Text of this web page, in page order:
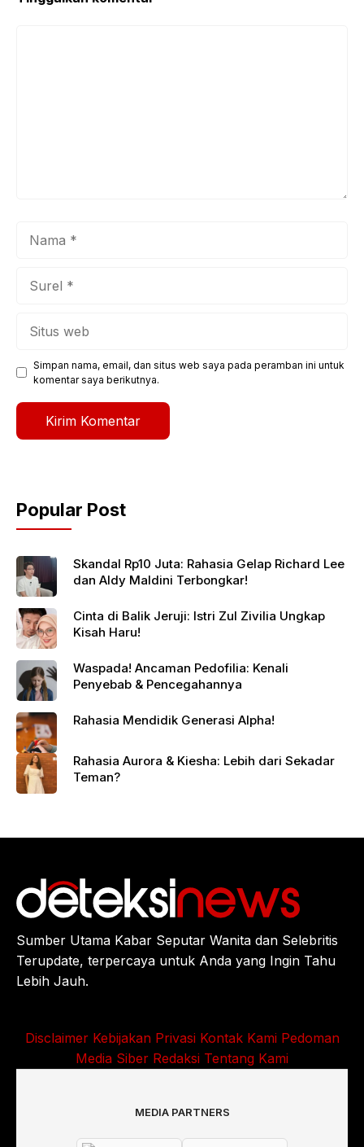
Simpan nama, email, dan situs web saya pada peramban ini untuk
komentar saya berikutnya.
Popular Post
Skandal Rp10 Juta: Rahasia Gelap Richard Lee
dan Aldy Maldini Terbongkar!
Cinta di Balik Jeruji: Istri Zul Zivilia Ungkap
Kisah Haru!
Waspada! Ancaman Pedofilia: Kenali
Penyebab & Pencegahannya
Rahasia Mendidik Generasi Alpha!
Rahasia Aurora & Kiesha: Lebih dari Sekadar
Teman?
Sumber Utama Kabar Seputar Wanita dan Selebritis
Terupdate, terpercaya untuk Anda yang Ingin Tahu
Lebih Jauh.
Disclaimer Kebijakan Privasi Kontak Kami Pedoman
Media Siber Redaksi Tentang Kami
MEDIA PARTNERS